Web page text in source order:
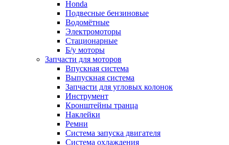
Honda
Подвесные бензиновые
Водомётные
Электромоторы
Стационарные
Б/у моторы
Запчасти для моторов
Впускная система
Выпускная система
Запчасти для угловых колонок
Инструмент
Кронштейны транца
Наклейки
Ремни
Система запуска двигателя
Система охлаждения